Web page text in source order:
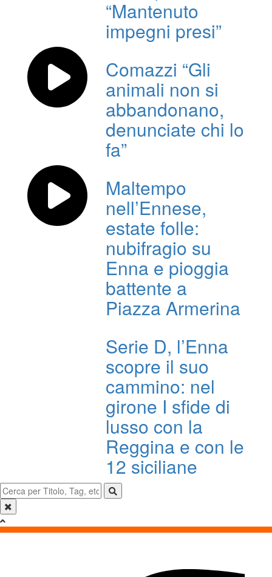
“Mantenuto
impegni presi”
Comazzi “Gli
animali non si
abbandonano,
denunciate chi lo
fa”
Maltempo
nell’Ennese,
estate folle:
nubifragio su
Enna e pioggia
battente a
Piazza Armerina
Serie D, l’Enna
scopre il suo
cammino: nel
girone I sfide di
lusso con la
Reggina e con le
12 siciliane